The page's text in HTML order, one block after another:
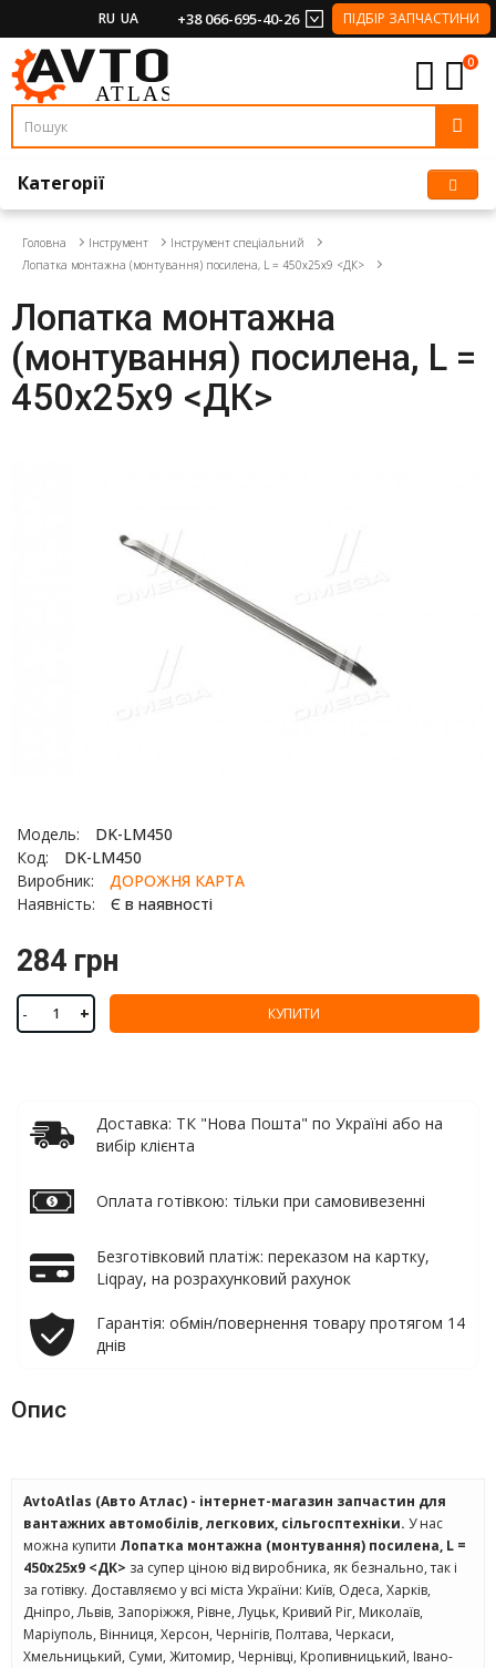
RU UA +38 066-695-40-26 ПІДБІР ЗАПЧАСТИНИ
0
Категорії
Головна Інструмент
Інструмент спеціальний
Лопатка монтажна (монтування) посилена, L = 450х25х9 <ДК>
Лопатка монтажна
(монтування) посилена, L =
450х25х9 <ДК>
Модель:
DK-LM450
Код:
DK-LM450
Виробник:
ДОРОЖНЯ КАРТА
Наявність:
Є в наявності
284 грн
- + КУПИТИ
Доставка: ТК "Нова Пошта" по Україні або на
вибір клієнта
Оплата готівкою: тільки при самовивезенні
Безготівковий платіж: переказом на картку,
Liqpay, на розрахунковий рахунок
Гарантія: обмін/повернення товару протягом 14
днів
Опис
AvtoAtlas (Авто Атлас) - інтернет-магазин запчастин для
вантажних автомобілів, легкових, сільгосптехніки. У нас
можна купити Лопатка монтажна (монтування) посилена, L =
450х25х9 <ДК> за супер ціною від виробника, як безнально, так і
за готівку. Доставляємо у всі міста України: Київ, Одеса, Харків,
Дніпро, Львів, Запоріжжя, Рівне, Луцьк, Кривий Ріг, Миколаїв,
Маріуполь, Вінниця, Херсон, Чернігів, Полтава, Черкаси,
Хмельницький, Суми, Житомир, Чернівці, Кропивницький, Івано-